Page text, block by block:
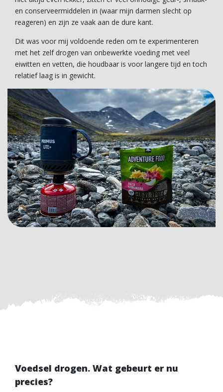
en conserveermiddelen in (waar mijn darmen slecht op
reageren) en zijn ze vaak aan de dure kant.
Dit was voor mij voldoende reden om te experimenteren
met het zelf drogen van onbewerkte voeding met veel
eiwitten en vetten, die houdbaar is voor langere tijd en toch
relatief laag is in gewicht.
Voedsel drogen. Wat gebeurt er nu
precies?